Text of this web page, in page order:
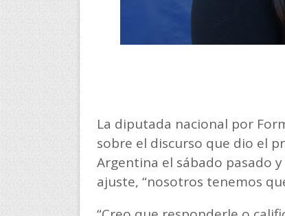
La diputada nacional por
sobre el discurso que dio el
Argentina el sábado pasado
ajuste, “nosotros tenemos